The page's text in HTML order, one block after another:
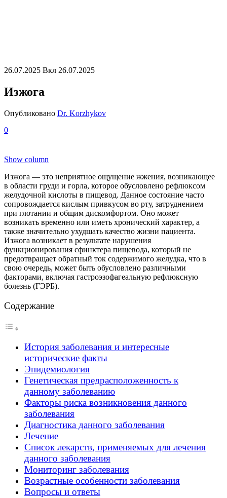
26.07.2025 Вкл 26.07.2025
Изжога
Опубликовано Dr. Korzhykov
0
Show column
Изжога — это неприятное ощущение жжения, возникающее
в области груди и горла, которое обусловлено рефлюксом
желудочной кислоты в пищевод. Данное состояние часто
сопровождается кислым привкусом во рту, затруднением
при глотании и общим дискомфортом. Оно может
возникать временно или иметь хронический характер, а
также значительно ухудшать качество жизни пациента.
Изжога возникает в результате нарушения
функционирования сфинктера пищевода, который не
предотвращает обратный ток содержимого желудка, что в
свою очередь, может быть обусловлено различными
факторами, включая гастроэзофагеальную рефлюксную
болезнь (ГЭРБ).
Содержание
История заболевания и интересные
исторические факты
Эпидемиология
Генетическая предрасположенность к
данному заболеванию
Факторы риска возникновения данного
заболевания
Диагностика данного заболевания
Лечение
Список лекарств, применяемых для лечения
данного заболевания
Мониторинг заболевания
Возрастные особенности заболевания
Вопросы и ответы